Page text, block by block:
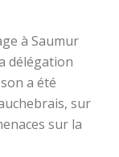
à Saumur
délégation
a été
sur
sur la